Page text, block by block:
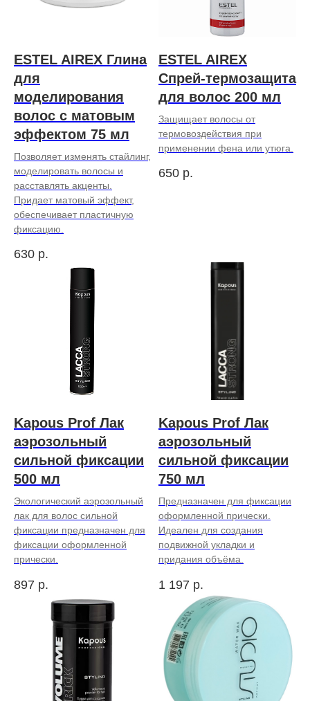
ESTEL AIREX Глина
для
моделирования
волос с матовым
эффектом 75 мл
Позволяет изменять стайлинг,
моделировать волосы и
расставлять акценты.
Придает матовый эффект,
обеспечивает пластичную
фиксацию.
630 р.
ESTEL AIREX
Спрей-термозащита
для волос 200 мл
Защищает волосы от
термовоздействия при
применении фена или утюга.
650 р.
Kapous Prof Лак
аэрозольный
cильной фиксации
500 мл
Экологический аэрозольный
лак для волос сильной
фиксации предназначен для
фиксации оформленной
прически.
897 р.
Kapous Prof Лак
аэрозольный
cильной фиксации
750 мл
Предназначен для фиксации
оформленной прически.
Идеален для создания
подвижной укладки и
придания объёма.
1 197 р.